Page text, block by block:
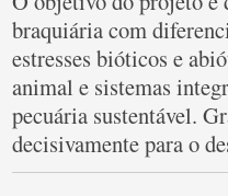
braquiária com
estresses bióticos e
animal e sistemas
pecuária sustentável.
decisivamente para o